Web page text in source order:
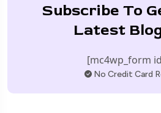
Subscribe To
Latest
[mc4wp_form
No Credit Card